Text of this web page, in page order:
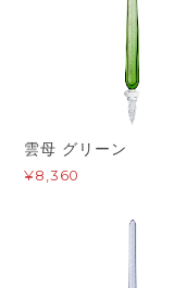
雲母 グリーン
¥8,360